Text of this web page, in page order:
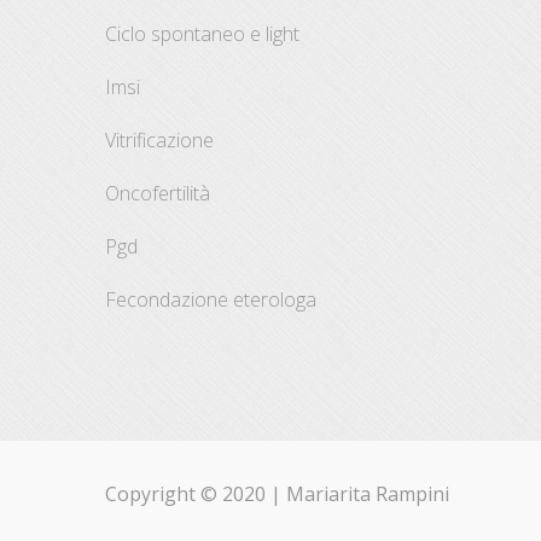
ciclo spontaneo e light
imsi
vitrificazione
oncofertilità
pgd
fecondazione eterologa
Copyright © 2020 | Mariarita Rampini